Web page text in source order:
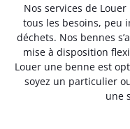
Nos services de
tous les besoins, peu
déchets. Nos bennes
mise à disposition
Louer une benne est
soyez un particulier
une